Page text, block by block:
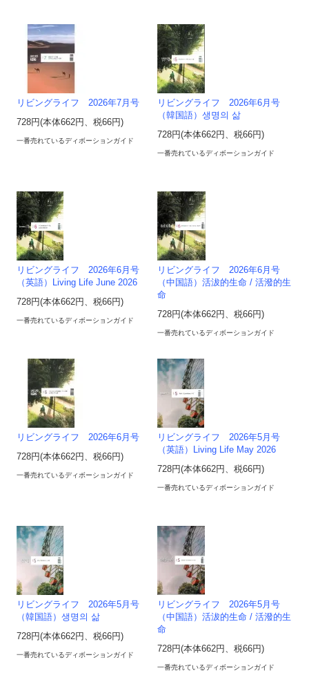
リビングライフ 2026年7月号
728円(本体662円、税66円)
一番売れているディボーションガイド
リビングライフ 2026年6月号
（韓国語）생명의 삶
728円(本体662円、税66円)
一番売れているディボーションガイド
リビングライフ 2026年6月号
（英語）Living Life June 2026
728円(本体662円、税66円)
一番売れているディボーションガイド
リビングライフ 2026年6月号
（中国語）活沷的生命 / 活潑的生
命
728円(本体662円、税66円)
一番売れているディボーションガイド
リビングライフ 2026年6月号
728円(本体662円、税66円)
一番売れているディボーションガイド
リビングライフ 2026年5月号
（英語）Living Life May 2026
728円(本体662円、税66円)
一番売れているディボーションガイド
リビングライフ 2026年5月号
（韓国語）생명의 삶
728円(本体662円、税66円)
一番売れているディボーションガイド
リビングライフ 2026年5月号
（中国語）活沷的生命 / 活潑的生
命
728円(本体662円、税66円)
一番売れているディボーションガイド